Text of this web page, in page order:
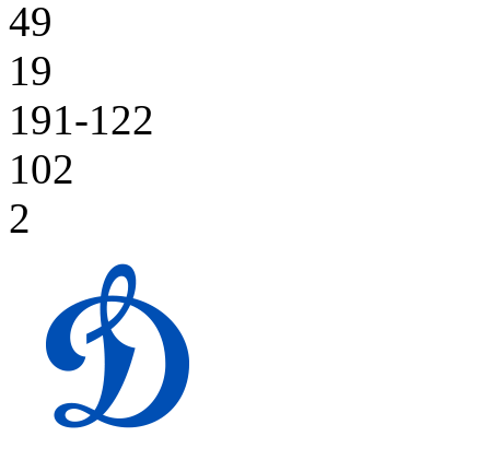
49
19
191-122
102
2